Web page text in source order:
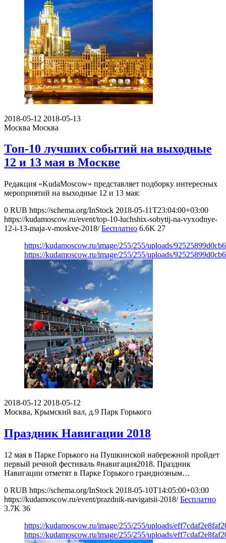
2018-05-12 2018-05-13
Москва Москва
Топ-10 лучших событий на выходные
12 и 13 мая в Москве
Редакция «KudaMoscow» представляет подборку интересных
мероприятий на выходные 12 и 13 мая:
0 RUB https://schema.org/InStock 2018-05-11T23:04:00+03:00
https://kudamoscow.ru/event/top-10-luchshix-sobytij-na-vyxodnye-
12-i-13-maja-v-moskve-2018/ Бесплатно 6.6K 27
https://kudamoscow.ru/image/255/255/uploads/
https://kudamoscow.ru/image/255/255/uploads/
2018-05-12 2018-05-12
Москва, Крымский вал, д.9 Парк Горького
Праздник Навигации 2018
12 мая в Парке Горького на Пушкинской набережной пройдет
первый речной фестиваль #навигация2018. Праздник
Навигации отметят в Парке Горького грандиозным…
0 RUB https://schema.org/InStock 2018-05-10T14:05:00+03:00
https://kudamoscow.ru/event/prazdnik-navigatsii-2018/ Бесплатно
3.7K 36
https://kudamoscow.ru/image/255/255/uploads/
https://kudamoscow.ru/image/255/255/uploads/